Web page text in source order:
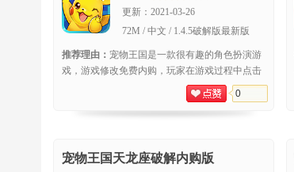
更新： 2021-03-26
72M / 中文 / 1.4.5破解版最新版
推荐理由： 宠物王国是一款很有趣的角色扮演游
戏，游戏修改免费内购，玩家在游戏过程中点击
购买弹出支付界面后点击取消即可成功购买。游
0
宠物王国天龙座破解内购版